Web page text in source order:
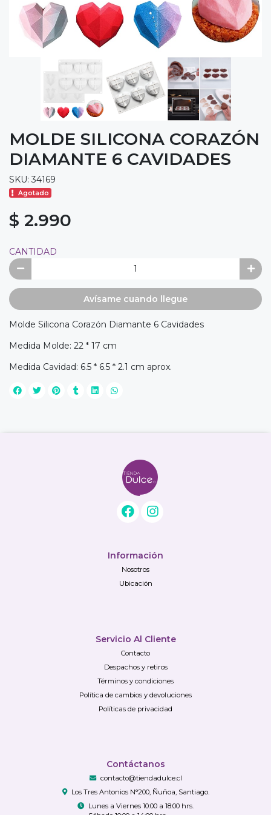
MOLDE SILICONA CORAZÓN
DIAMANTE 6 CAVIDADES
SKU: 34169
Agotado
$ 2.990
CANTIDAD
Avísame cuando llegue
Molde Silicona Corazón Diamante 6 Cavidades
Medida Molde: 22 * 17 cm
Medida Cavidad: 6.5 * 6.5 * 2.1 cm aprox.
Información
Nosotros
Ubicación
Servicio Al Cliente
Contacto
Despachos y retiros
Términos y condiciones
Política de cambios y devoluciones
Políticas de privacidad
Contáctanos
contacto@tiendadulce.cl
Los Tres Antonios N°200, Ñuñoa, Santiago.
Lunes a Viernes 10:00 a 18:00 hrs.